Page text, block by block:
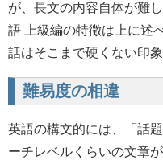
が、長文の内容自体が難
語 上級編の特徴は上に述
話はそこまで硬くない印象
難易度の相違
英語の構文的には、「話
ーチレベルくらいの文章